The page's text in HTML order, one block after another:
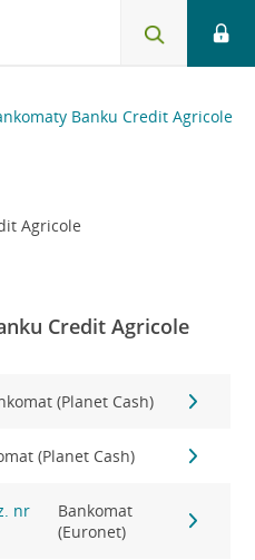
Banku Credit Agricole
Agricole
Credit Agricole
(Planet Cash)
(Planet Cash)
nr
Bankomat
(Euronet)